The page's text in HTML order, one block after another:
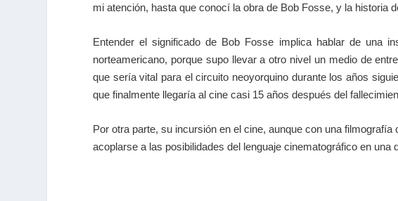
mi atención, hasta que conocí la obra de Bob Fosse, y la
Entender el significado de Bob Fosse implica hablar de una
norteamericano, porque supo llevar a otro nivel un medio de
que sería vital para el circuito neoyorquino durante los años
que finalmente llegaría al cine casi 15 años después del
Por otra parte, su incursión en el cine, aunque con una
acoplarse a las posibilidades del lenguaje cinematográfico en una